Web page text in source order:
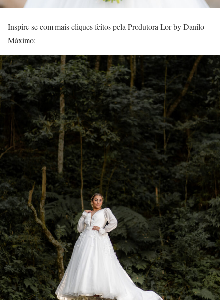
Inspire-se com mais cliques feitos pela Produtora Lor by Danilo
Máximo: